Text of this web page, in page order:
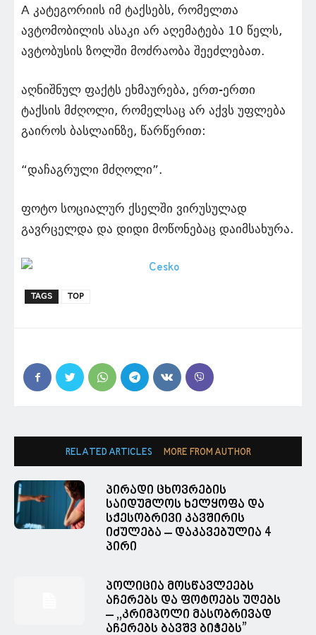
A კატეგორიის იმ ტაქსებს, რომელთა
ავტომობილის ასაკი არ აღემატება 10 წელს,
ავტობუსის ზოლში მოძრაობა შეეძლებათ.
აღნიშნულ ფაქტს ეხმაურება, ერთ-ერთი
ტაქსის მძღოლი, რომელსაც არ აქვს უფლება
გაიროს ბასლაინზე, წარწერით:
“დაჩაგრული მძღოლი”.
ფოტო სოციალურ ქსელში ვირუსულად
გავრცელდა და დიდი მოწონებაც დაიმსახურა.
TAGS TOP
RELATED ARTICLES MORE FROM AUTHOR
პირადი ცხოვრების
საიდუმლოს ხელყოფა და
სქესობრივი კავშირის
იძულება – დაკავებულია 4
პირი
პოლიცია მოსწავლეებს
აჩერებს და ფოტოებს უღებს
– ,,კრიმპოლი მასობრივად
აჩერებს ბავშვ ბიჭებს”